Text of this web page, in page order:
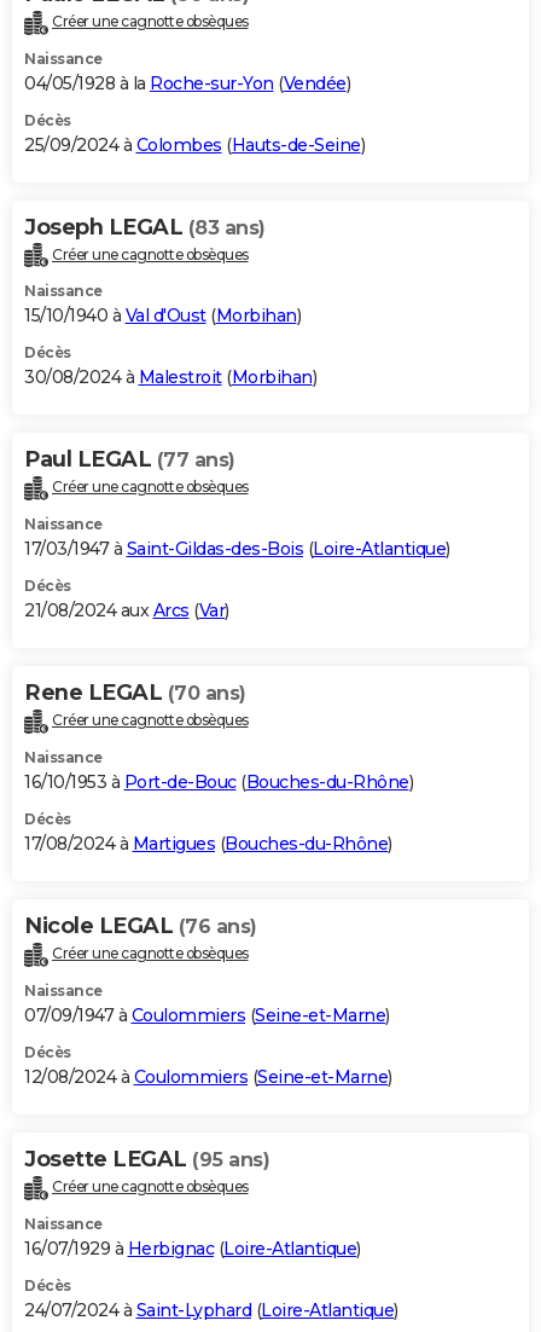
Créer une cagnotte obsèques
Naissance
04/05/1928 à la Roche-sur-Yon (Vendée)
Décès
25/09/2024 à Colombes (Hauts-de-Seine)
Joseph LEGAL (83 ans)
Créer une cagnotte obsèques
Naissance
15/10/1940 à Val d'Oust(Morbihan)
Décès
30/08/2024 à Malestroit(Morbihan)
Paul LEGAL (77 ans)
Créer une cagnotte obsèques
Naissance
17/03/1947 à Saint-Gildas-des-Bois (Loire-Atlantique)
Décès
21/08/2024 auxArcs (Var)
Rene LEGAL (70 ans)
Créer une cagnotte obsèques
Naissance
16/10/1953 à Port-de-Bouc(Bouches-du-Rhône)
Décès
17/08/2024 à Martigues (Bouches-du-Rhône)
Nicole LEGAL (76 ans)
Créer une cagnotte obsèques
Naissance
07/09/1947 à Coulommiers (Seine-et-Marne)
Décès
12/08/2024 à Coulommiers (Seine-et-Marne)
Josette LEGAL (95 ans)
Créer une cagnotte obsèques
Naissance
16/07/1929 à Herbignac(Loire-Atlantique)
Décès
24/07/2024 à Saint-Lyphard (Loire-Atlantique)